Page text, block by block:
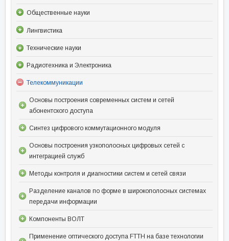
Общественные науки
Лингвистика
Технические науки
Радиотехника и Электроника
Телекоммуникации
Основы построения современных систем и сетей
абонентского доступа
Синтез цифрового коммутационного модуля
Основы построения узкополосных цифровых сетей с
интеграцией служб
Методы контроля и диагностики систем и сетей связи
Разделение каналов по форме в широкополосных системах
передачи информации
Компоненты ВОЛТ
Применение оптического доступа FTTH на базе технологии